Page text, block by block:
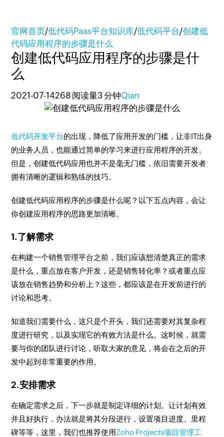
官网首页/低代码Paas平台知识库/低代码平台/创建低
代码应用程序的步骤是什么
创建低代码应用程序的步骤是什
么
2021-07-14268 阅读量3 分钟Qian
低代码开发平台的出现，降低了应用开发的门槛，让非IT出身
的业务人员，也能通过简单的学习来进行应用程序的开发。
但是，创建低代码应用也并不是毫无门槛，依旧需要开发者
拥有清晰的逻辑和熟练的技巧。
创建低代码应用程序的步骤是什么呢？以下五点内容，会让
你创建应用程序的思路更加清晰。
1.了解需求
在构建一个销售管理平台之前，我们应该想清楚真正的需求
是什么，重点放在客户开发，还是销售转化率？或者重点应
该放在销售趋势和分析上？这些，都应该是在开发前进行的
讨论和思考。
知道我们需要什么，这只是个开头，我们还需要对其复杂程
度进行研究，以及实现它的有效方法是什么。这时候，就需
要与你的团队进行讨论，听取大家的意见，将会在之后的开
发中起到非常重要的作用。
2.安排需求
在确定需求之后，下一步就是制定详细的计划。让计划有效
并且好执行，办法就是将其分段进行，设置项目进度、里程
碑等等，这里，我们也推荐使用Zoho Projects项目管理工